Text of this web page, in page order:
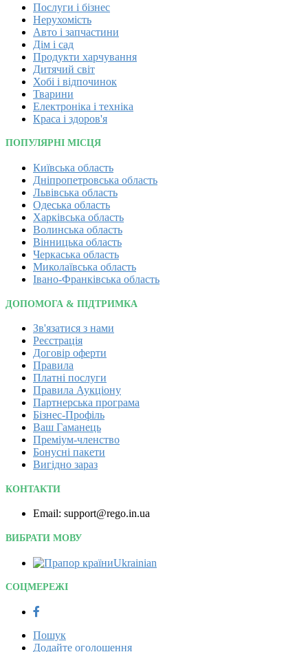
Послуги і бізнес
Нерухомість
Авто і запчастини
Дім і сад
Продукти харчування
Дитячий світ
Хобі і відпочинок
Тварини
Електроніка і техніка
Краса і здоров'я
ПОПУЛЯРНІ МІСЦЯ
Київська область
Дніпропетровська область
Львівська область
Одеська область
Харківська область
Волинська область
Вінницька область
Черкаська область
Миколаївська область
Івано-Франківська область
ДОПОМОГА & ПІДТРИМКА
Зв'язатися з нами
Реєстрація
Договір оферти
Правила
Платні послуги
Правила Аукціону
Партнерська програма
Бізнес-Профіль
Ваш Гаманець
Преміум-членство
Бонусні пакети
Вигідно зараз
КОНТАКТИ
Email: support@rego.in.ua
ВИБРАТИ МОВУ
Ukrainian‎
СОЦМЕРЕЖІ
Пошук
Додайте оголошення